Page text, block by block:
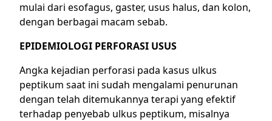
mulai dari esofagus, gaster, usus halus, dan kolon,
dengan berbagai macam sebab.
EPIDEMIOLOGI PERFORASI USUS
Angka kejadian perforasi pada kasus ulkus
peptikum saat ini sudah mengalami penurunan
dengan telah ditemukannya terapi yang efektif
terhadap penyebab ulkus peptikum, misalnya